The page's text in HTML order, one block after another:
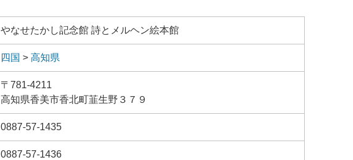
やなせたかし記念館 詩とメルヘン絵本館
四国 > 高知県
〒781-4211
高知県香美市香北町韮生野３７９
0887-57-1435
0887-57-1436